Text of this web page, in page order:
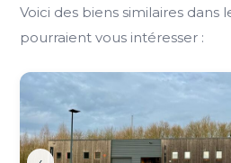
Voici des biens similaires dans
pourraient vous intéresser :